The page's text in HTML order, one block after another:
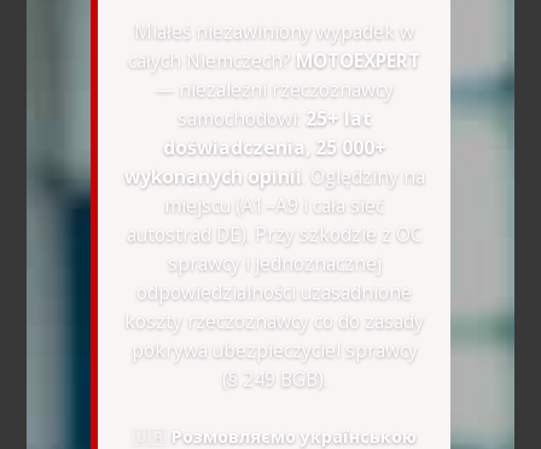
Miałeś niezawiniony wypadek w
całych Niemczech? MOTOEXPERT
— niezależni rzeczoznawcy
samochodowi: 25+ lat
doświadczenia, 25 000+
wykonanych opinii . Oględziny na
miejscu (A1–A9 i cała sieć
autostrad DE). Przy szkodzie z OC
sprawcy i jednoznacznej
odpowiedzialności uzasadnione
koszty rzeczoznawcy co do zasady
pokrywa ubezpieczyciel sprawcy
(§ 249 BGB).
🇺🇦 Розмовляємо українською